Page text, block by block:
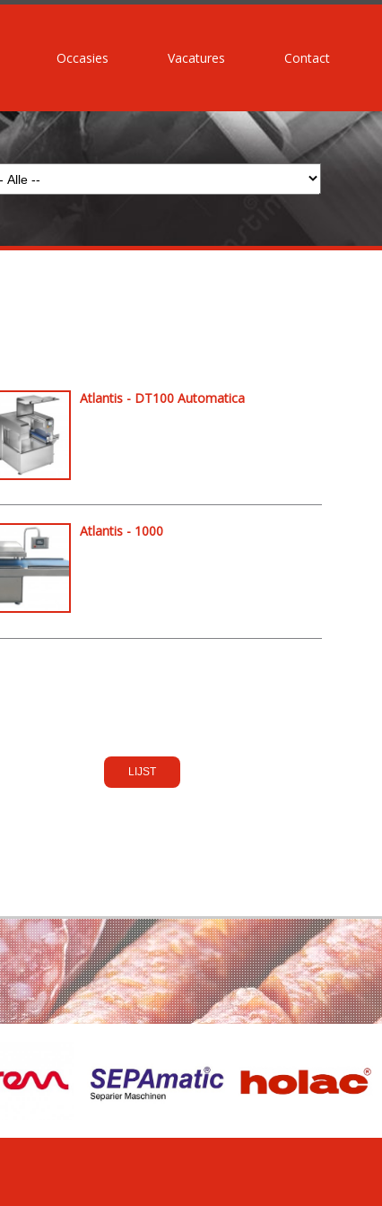
Occasies Vacatures Contact
Atlantis - DT100 Automatica
Atlantis - 1000
LIJST